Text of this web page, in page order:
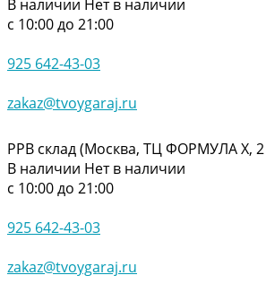
В наличии Нет в наличии
с 10:00 до 21:00
925 642-43-03
zakaz@tvoygaraj.ru
РРВ склад (Москва, ТЦ ФОРМУЛА Х, 2
В наличии Нет в наличии
с 10:00 до 21:00
925 642-43-03
zakaz@tvoygaraj.ru